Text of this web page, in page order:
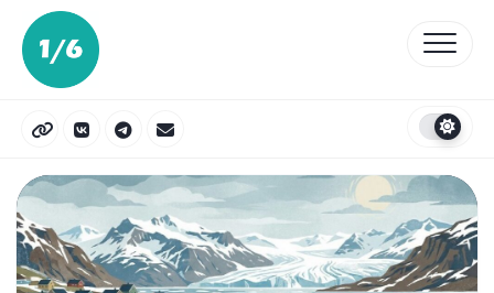
Перейти
содержанию